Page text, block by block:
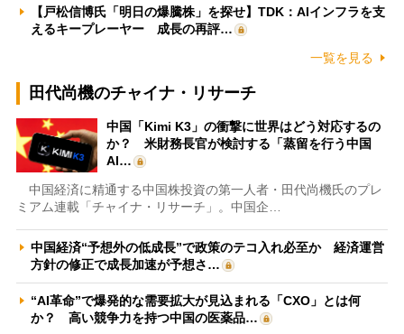
【戸松信博氏「明日の爆騰株」を探せ】TDK：AIインフラを支
えるキープレーヤー 成長の再評…
一覧を見る
田代尚機のチャイナ・リサーチ
中国「Kimi K3」の衝撃に世界はどう対応するの
か？ 米財務長官が検討する「蒸留を行う中国
AI…
中国経済に精通する中国株投資の第一人者・田代尚機氏のプレ
ミアム連載「チャイナ・リサーチ」。中国企…
中国経済“予想外の低成長”で政策のテコ入れ必至か 経済運営
方針の修正で成長加速が予想さ…
“AI革命”で爆発的な需要拡大が見込まれる「CXO」とは何
か？ 高い競争力を持つ中国の医薬品…